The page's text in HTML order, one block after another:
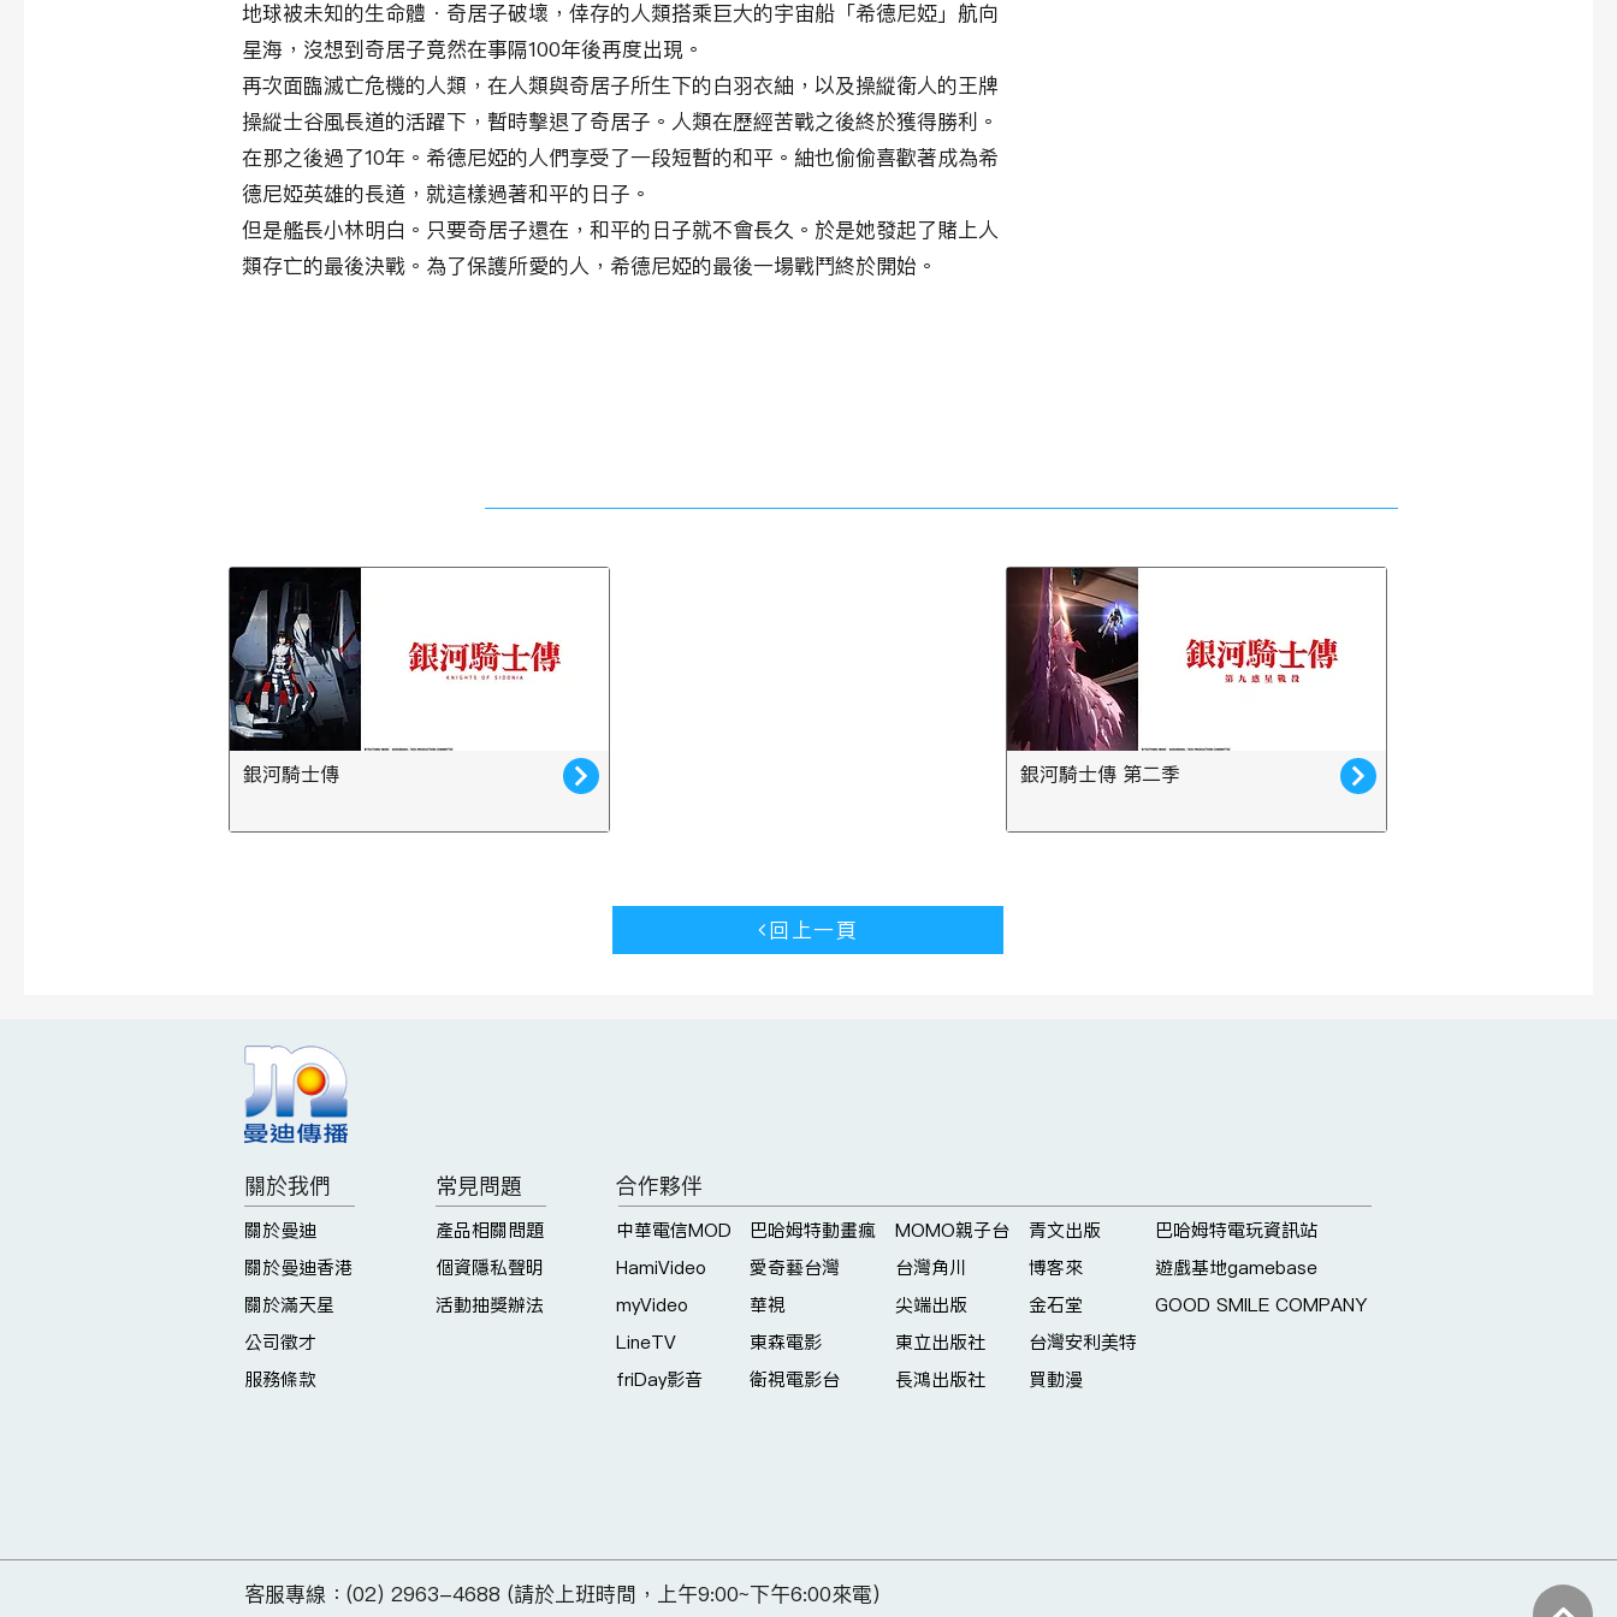
地球被未知的生命體．奇居子破壞，倖存的人類搭乘巨大的宇宙船「希德尼婭」航向
星海，沒想到奇居子竟然在事隔100年後再度出現。
再次面臨滅亡危機的人類，在人類與奇居子所生下的白羽衣紬，以及操縱衛人的王牌
操縱士谷風長道的活躍下，暫時擊退了奇居子。人類在歷經苦戰之後終於獲得勝利。
在那之後過了10年。希德尼婭的人們享受了一段短暫的和平。紬也偷偷喜歡著成為希
德尼婭英雄的長道，就這樣過著和平的日子。
但是艦長小林明白。只要奇居子還在，和平的日子就不會長久。於是她發起了賭上人
類存亡的最後決戰。為了保護所愛的人，希德尼婭的最後一場戰鬥終於開始。
銀河騎士傳 銀河騎士傳 第二季
回上一頁
關於我們
關於曼迪
關於曼迪香港
關於滿天星
公司徵才
服務條款
常見問題
產品相關問題
個資隱私聲明
活動抽獎辦法
合作夥伴
中華電信MOD
HamiVideo
myVideo
LineTV
friDay影音
巴哈姆特動畫瘋
愛奇藝台灣
華視
東森電影
衛視電影台
MOMO親子台
台灣角川
尖端出版
東立出版社
長鴻出版社
青文出版
博客來
金石堂
台灣安利美特
買動漫
巴哈姆特電玩資訊站
遊戲基地gamebase
GOOD SMILE COMPANY
客服專線：(02) 2963-4688 (請於上班時間，上午9:00~下午6:00來電)